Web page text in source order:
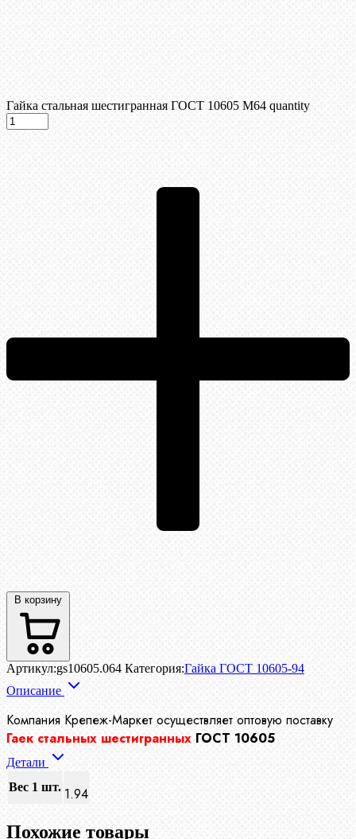
Гайка стальная шестигранная ГОСТ 10605 М64 quantity
В корзину
Артикул:gs10605.064 Категория:Гайка ГОСТ 10605-94
Описание
Компания Крепеж-Маркет осуществляет оптовую поставку
Гаек стальных шестигранных ГОСТ 10605
Детали
Вес 1 шт. 1.94
Похожие товары